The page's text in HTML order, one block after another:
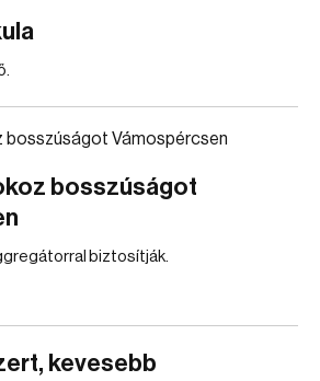
bosszúságot
biztosítják.
kevesebb